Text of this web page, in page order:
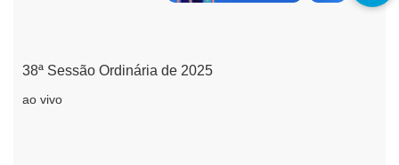
38ª Sessão Ordinária de 2025
ao vivo